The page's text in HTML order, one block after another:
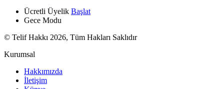
Ücretli Üyelik Başlat
Gece Modu
© Telif Hakkı 2026, Tüm Hakları Saklıdır
Kurumsal
Hakkımızda
İletişim